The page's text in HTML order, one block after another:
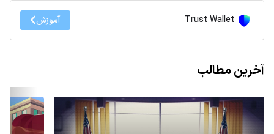
Trust Wallet آموزش
آخرین مطالب